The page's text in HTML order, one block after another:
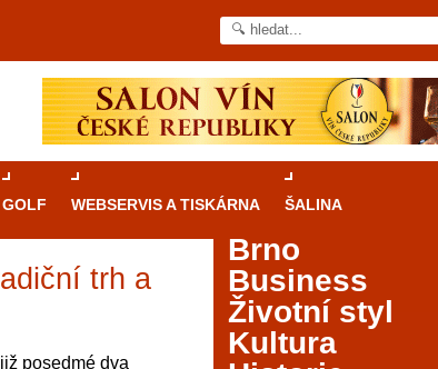
GOLF WEBSERVIS A TISKÁRNA ŠALINA
trh a
posedmé dva
hrami v Brně: Od
zajímavé památky, skvělé
Brno
Business
Životní styl
Kultura